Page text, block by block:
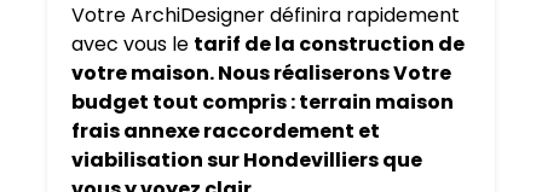
Votre ArchiDesigner définira rapidement
avec vous le tarif de la construction de
votre maison. Nous réaliserons Votre
budget tout compris : terrain maison
frais annexe raccordement et
viabilisation sur Hondevilliers que